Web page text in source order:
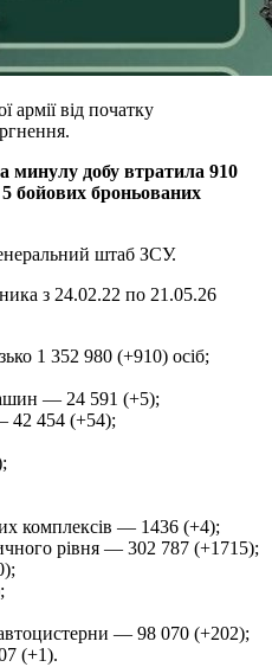
армії від початку
минулу добу втратила 910
бойових броньованих
штаб ЗСУ.
з 24.02.22 по 21.05.26
1 352 980 (+910) осіб;
— 24 591 (+5);
42 454 (+54);
комплексів — 1436 (+4);
рівня — 302 787 (+1715);
автоцистерни — 98 070 (+202);
(+1).